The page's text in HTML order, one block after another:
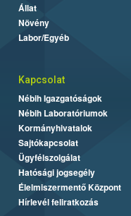
Állat
Növény
Labor/Egyéb
Kapcsolat
Nébih Igazgatóságok
Nébih Laboratóriumok
Kormányhivatalok
Sajtókapcsolat
Ügyfélszolgálat
Hatósági jogsegély
Élelmiszermentő Központ
Hírlevél feliratkozás